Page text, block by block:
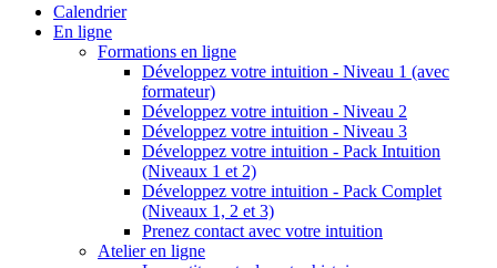
Calendrier
En ligne
Formations en ligne
Développez votre intuition - Niveau 1 (avec
formateur)
Développez votre intuition - Niveau 2
Développez votre intuition - Niveau 3
Développez votre intuition - Pack Intuition
(Niveaux 1 et 2)
Développez votre intuition - Pack Complet
(Niveaux 1, 2 et 3)
Prenez contact avec votre intuition
Atelier en ligne